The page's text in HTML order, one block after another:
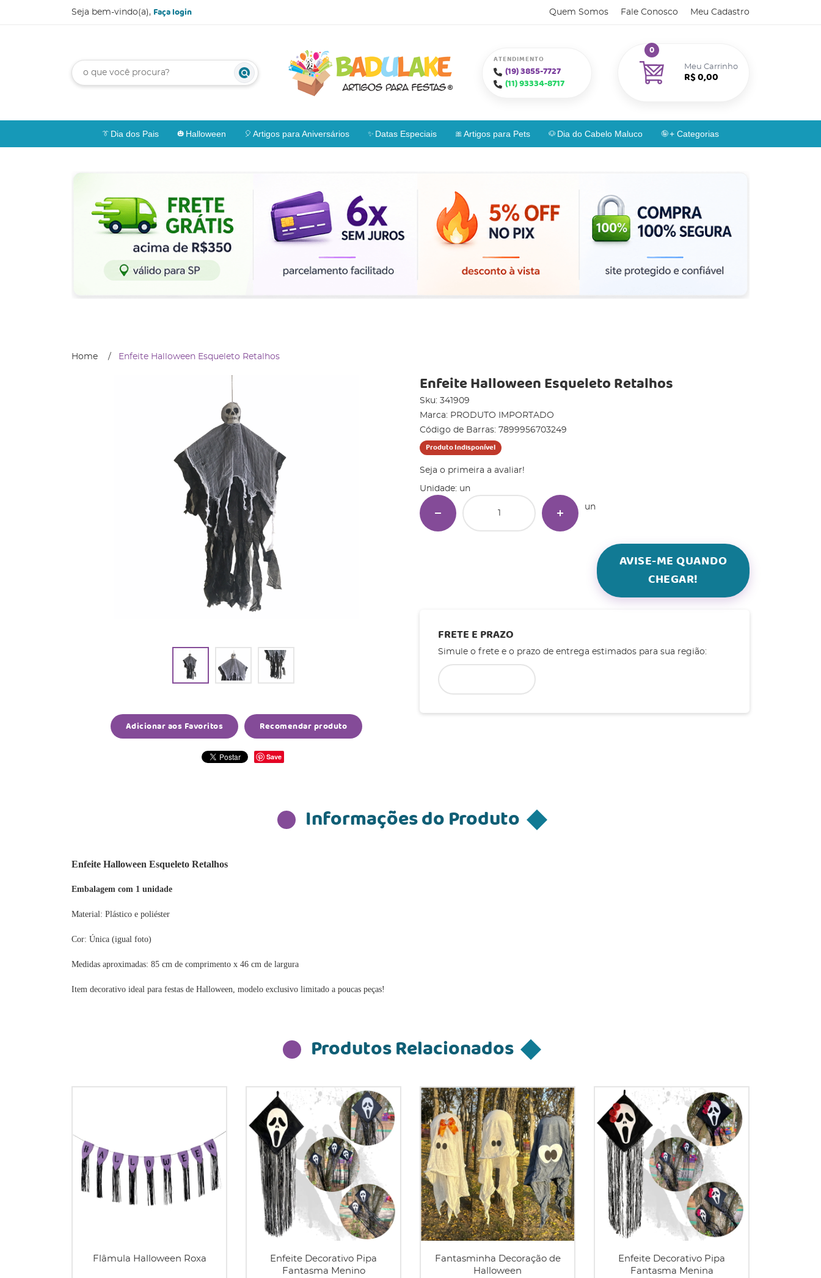
Seja bem-vindo(a), Faça login Quem Somos Fale Conosco Meu Cadastro
ATENDIMENTO
(19)3855-7727
(11)93334-8717
Meu Carrinho
0
R$ 0,00
Dia dos Pais Halloween Artigos para Aniversários Datas Especiais Artigos para Pets Dia do Cabelo Maluco + Categorias
Home Enfeite Halloween Esqueleto Retalhos
Adicionar aos Favoritos Recomendar produto
Save
Enfeite Halloween Esqueleto Retalhos
Sku: 341909
Marca: PRODUTO IMPORTADO
Código de Barras: 7899956703249
Produto Indisponível
Seja o primeira a avaliar!
Unidade: un
un
AVISE-ME QUANDO
CHEGAR!
FRETE E PRAZO
Simule o frete e o prazo de entrega estimados para sua região:
Informações do Produto
Enfeite Halloween Esqueleto Retalhos
Embalagem com 1 unidade
Material: Plástico e poliéster
Cor: Única (igual foto)
Medidas aproximadas: 85 cm de comprimento x 46 cm de largura
Item decorativo ideal para festas de Halloween, modelo exclusivo limitado a poucas peças!
Produtos Relacionados
Flâmula Halloween Roxa
Enfeite Decorativo Pipa
Fantasma Menino
Fantasminha Decoração de
Halloween
Enfeite Decorativo Pipa
Fantasma Menina